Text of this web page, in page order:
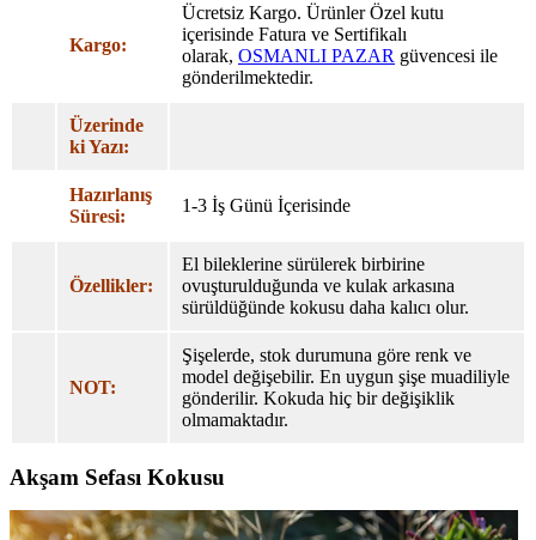
Kargo:
Ücretsiz Kargo. Ürünler Özel kutu
içerisinde Fatura ve Sertifikalı
olarak, OSMANLI PAZAR güvencesi ile
gönderilmektedir.
Üzerinde
ki Yazı:
Hazırlanış
Süresi:
1-3 İş Günü İçerisinde
Özellikler:
El bileklerine sürülerek birbirine
ovuşturulduğunda ve kulak arkasına
sürüldüğünde kokusu daha kalıcı olur.
NOT:
Şişelerde, stok durumuna göre renk ve
model değişebilir. En uygun şişe muadiliyle
gönderilir. Kokuda hiç bir değişiklik
olmamaktadır.
Akşam Sefası Kokusu